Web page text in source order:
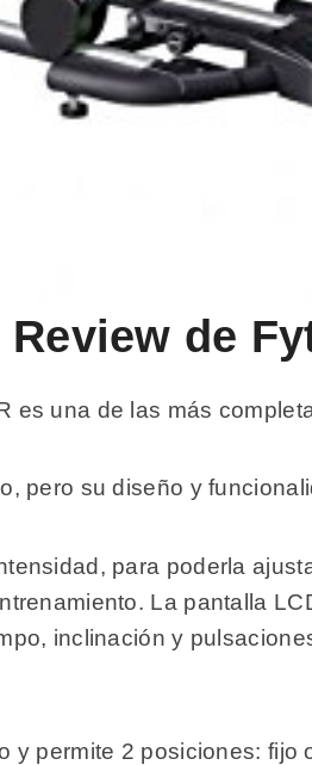
de
es una de las más
pero su diseño y
para poderla
La pantalla
inclinación y
y permite 2 posiciones: